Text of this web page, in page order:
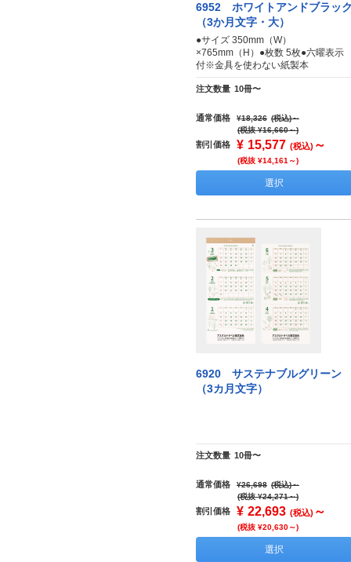
6952 ホワイトアンドブラッ
（3か月文字・大）
●サイズ 350mm（W）
×765mm（H）●枚数 5枚●六曜表示
付※金具を使わない紙製本
注文数量 10冊〜
通常価格 ¥18,326 (税込)～
(税抜 ¥16,660～)
割引価格 ¥ 15,577 (税込) ～
(税抜 ¥14,161～)
選択
6920 サステナブルグリーン
（3カ月文字）
注文数量 10冊〜
通常価格 ¥26,698 (税込)～
(税抜 ¥24,271～)
割引価格 ¥ 22,693 (税込) ～
(税抜 ¥20,630～)
選択